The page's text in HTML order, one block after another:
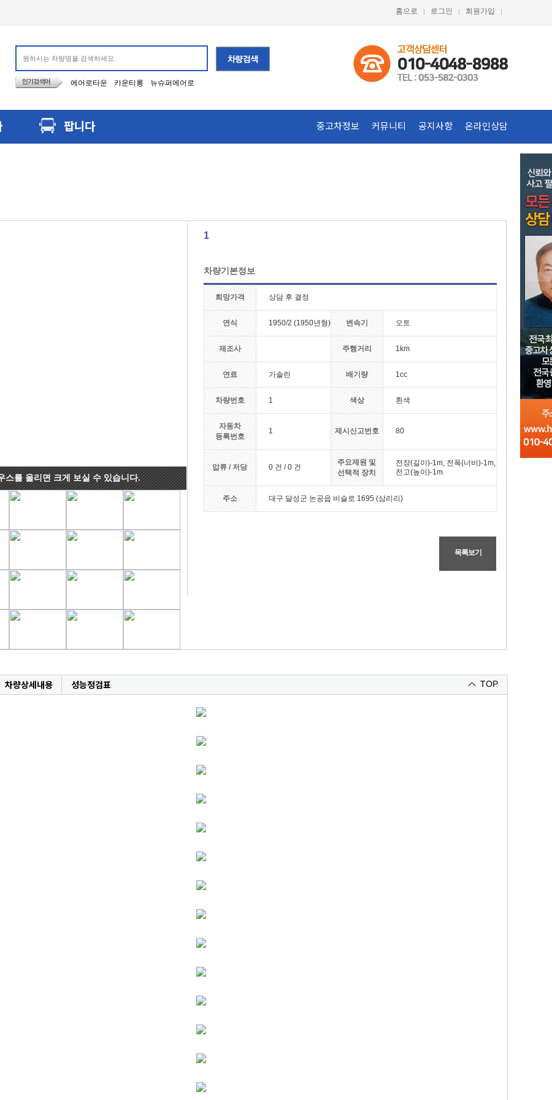
홈으로 로그인 회원가입
에어로타운 카운티롱 뉴슈퍼에어로
팝니다 중고차정보 커뮤니티 공지사항 온라인상담
스를 올리면 크게 보실 수 있습니다.
1
차량기본정보
희망가격 상담 후 결정
연식 1950/2 (1950년형) 변속기 오토
제조사 주행거리 1km
연료 가솔린 배기량 1cc
차량번호 1 색상 흰색
자동차
등록번호
1 제시신고번호 80
압류 / 저당 0 건 / 0 건
주요제원 및
선택적 장치
전장(길이)-1m, 전폭(너비)-1m,
전고(높이)-1m
주소 대구 달성군 논공읍 비슬로 1695 (삼리리)
목록보기
차량상세내용 성능정검표 TOP